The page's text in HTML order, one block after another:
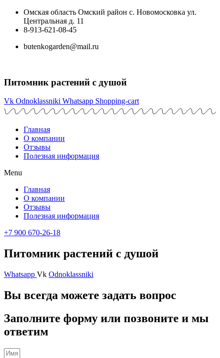
Перейти
содержимому
Омская область Омский район с. Новомосковка ул.
Центральная д. 11
8-913-621-08-45
butenkogarden@mail.ru
Питомник растений с душой
Vk Odnoklassniki Whatsapp Shopping-cart
Главная
О компании
Отзывы
Полезная информация
Menu
Главная
О компании
Отзывы
Полезная информация
+7 900 670-26-18
Питомник растений с душой
Whatsapp Vk Odnoklassniki
Вы всегда можете задать вопрос
Заполните форму или позвоните и мы
ответим